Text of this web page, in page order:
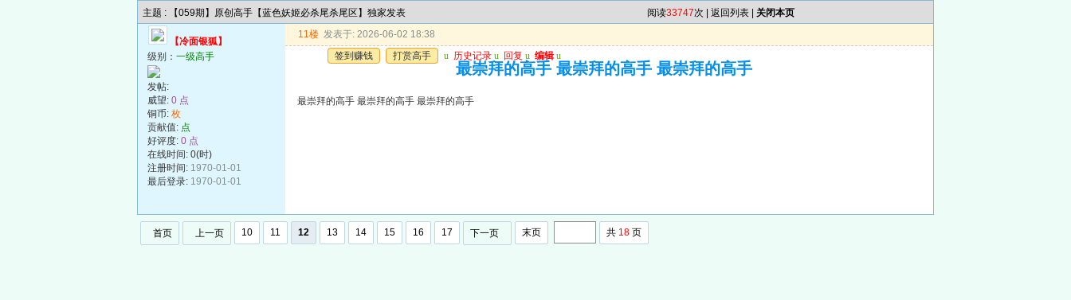
主题 : 【059期】原创高手【蓝色妖姬必杀尾杀尾区】独家发表 阅读33747次 | 返回列表 关闭本页
【冷面银狐】
级别： 一级高手
发帖:
威望: 0 点
铜币: 枚
贡献值: 点
好评度: 0 点
在线时间: 0(时)
注册时间: 1970-01-01
最后登录: 1970-01-01
11楼 发表于: 2026-06-02 18:38
签到赚钱
打赏高手 u 历史记录 u 回复 u 编辑 u
最崇拜的高手 最崇拜的高手 最崇拜的高手
最崇拜的高手 最崇拜的高手 最崇拜的高手
首页 上一页 10 11 12 13 14 15 16 17 下一页 末页 共 18 页